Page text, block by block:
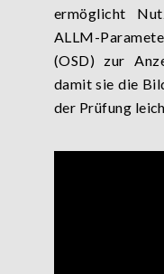
ermöglicht
ALLM-
(OSD) zur
damit sie die
der Prüfung